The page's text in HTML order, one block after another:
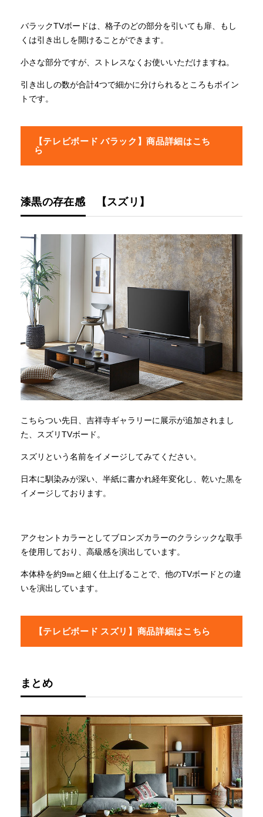
バラックTVボードは、格子のどの部分を引いても扉、もし
くは引き出しを開けることができます。
小さな部分ですが、ストレスなくお使いいただけますね。
引き出しの数が合計4つで細かに分けられるところもポイン
トです。
【テレビボード バラック】商品詳細はこち
ら
漆黒の存在感 【スズリ】
こちらつい先日、吉祥寺ギャラリーに展示が追加されまし
た、スズリTVボード。
スズリという名前をイメージしてみてください。
日本に馴染みが深い、半紙に書かれ経年変化し、乾いた黒を
イメージしております。
アクセントカラーとしてブロンズカラーのクラシックな取手
を使用しており、高級感を演出しています。
本体枠を約9㎜と細く仕上げることで、他のTVボードとの違
いを演出しています。
【テレビボード スズリ】商品詳細はこちら
まとめ